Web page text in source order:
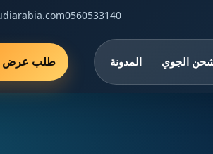
0560533140
الجوي المدونة طلب عرض